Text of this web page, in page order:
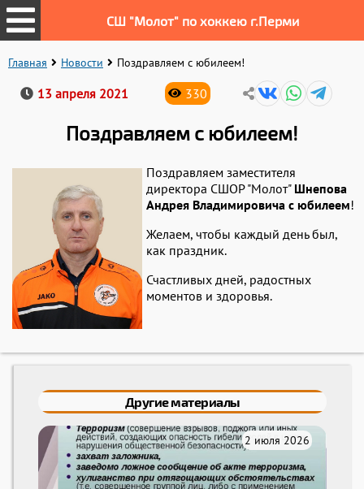
СШ "Молот" по хоккею г.Перми
Главная Новости Поздравляем с юбилеем!
13 апреля 2021 330
Поздравляем с юбилеем!
Поздравляем заместителя
директора СШОР "Молот" Шнепова
Андрея Владимировича с юбилеем!
Желаем, чтобы каждый день был,
как праздник.
Счастливых дней, радостных
моментов и здоровья.
Другие материалы
2 июля 2026